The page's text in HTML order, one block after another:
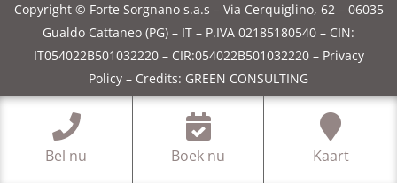
Copyright © Forte Sorgnano s.a.s – Via Cerquiglino, 62 – 06035
Gualdo Cattaneo (PG) – IT – P.IVA 02185180540 – CIN:
IT054022B501032220 – CIR:054022B501032220 – Privacy
Policy – Credits: GREEN CONSULTING
Bel nu Boek nu Kaart